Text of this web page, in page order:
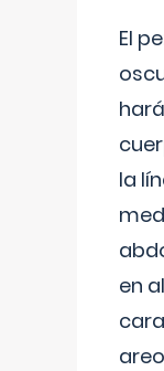
El
la
en